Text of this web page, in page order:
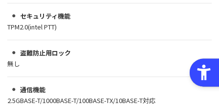
セキュリティ機能
TPM2.0(intel PTT)
盗難防止用ロック
無し
通信機能
2.5GBASE-T/1000BASE-T/100BASE-TX/10BASE-T対応